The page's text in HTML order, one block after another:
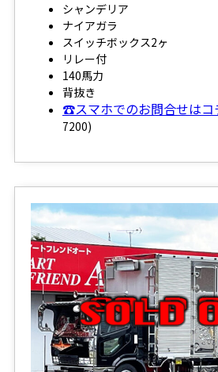
シャンデリア
ナイアガラ
スイッチボックス2ヶ
リレー付
140馬力
背抜き
☎スマホでのお問合せはコ
7200)